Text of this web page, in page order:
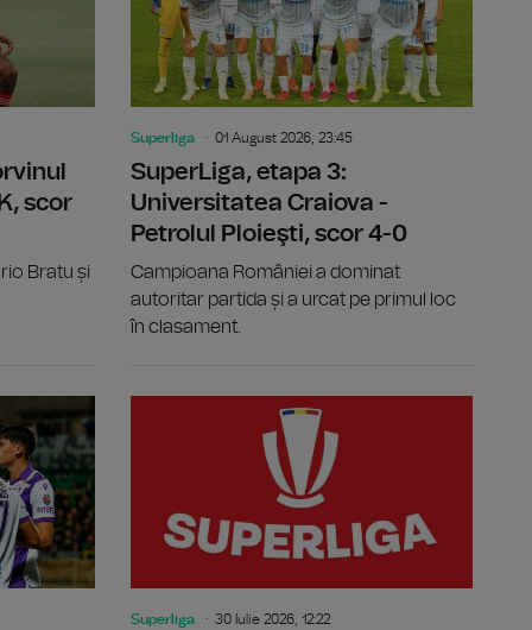
scor
Bratu și
Superliga 01 August 2026, 23:45
SuperLiga, etapa 3:
Universitatea Craiova -
Petrolul Ploieşti, scor 4-0
Campioana României a dominat
autoritar partida și a urcat pe primul loc
în clasament.
Superliga 30 Iulie 2026, 12:22